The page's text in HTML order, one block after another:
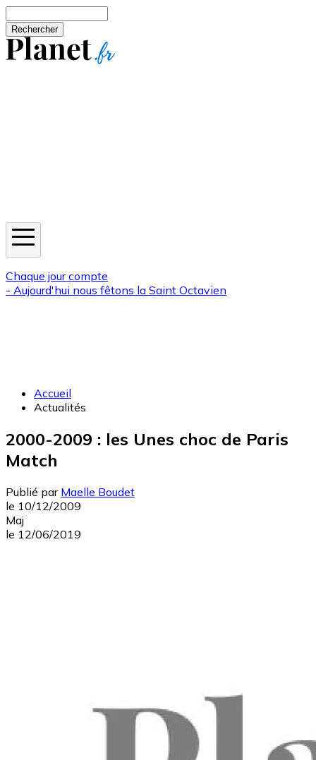
Chaque jour compte
- Aujourd'hui nous fêtons la Saint Octavien
Accueil
Actualités
2000-2009 : les Unes choc de Paris
Match
Publié par Maelle Boudet
le 10/12/2009
Maj
le 12/06/2019